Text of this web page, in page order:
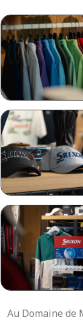
Au Domaine de